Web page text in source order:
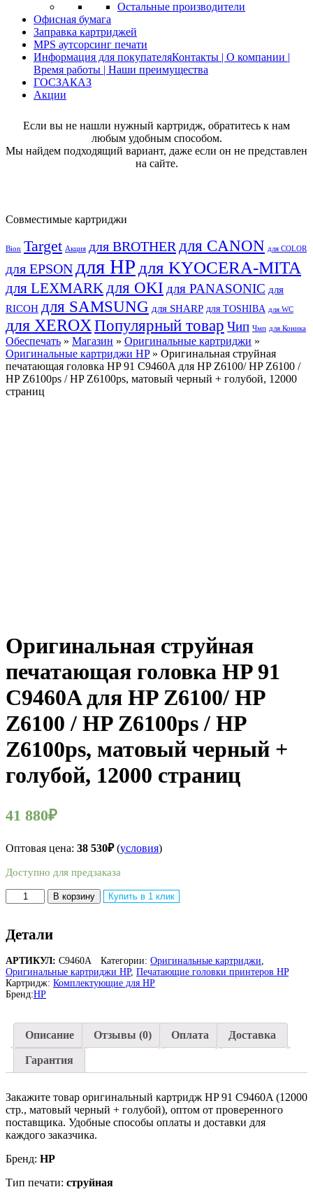
Остальные производители
Офисная бумага
Заправка картриджей
MPS аутсорсинг печати
Информация для покупателяКонтакты | О компании |
Время работы | Наши преимущества
ГОСЗАКАЗ
Акции
Если вы не нашли нужный картридж, обратитесь к нам
любым удобным способом.
Мы найдем подходящий вариант, даже если он не представлен
на сайте.
Совместимые картриджи
Bion Target Акция для BROTHER для CANON для COLOR
для EPSON для HP для KYOCERA-MITA
для LEXMARK для OKI для PANASONIC для
RICOH для SAMSUNG для SHARP для TOSHIBA для WC
для XEROX Популярный товар Чип Чмп для Коника
Обеспечать » Магазин » Оригинальные картриджи »
Оригинальные картриджи HP» Оригинальная струйная
печатающая головка HP 91 C9460A для HP Z6100/ HP Z6100 /
HP Z6100ps / HP Z6100ps, матовый черный + голубой, 12000
страниц
Оригинальная струйная
печатающая головка HP 91
C9460A для HP Z6100/ HP
Z6100 / HP Z6100ps / HP
Z6100ps, матовый черный +
голубой, 12000 страниц
41 880₽
Оптовая цена: 38 530₽(условия)
Доступно для предзаказа
Количество
товара
струйная
печатающая
головка
HP
91
C9460A
HP
Z6100/
HP
Z6100
/
Z6100ps
/
HP
Z6100ps,
черный
голубой,
В корзину Купить в 1 клик
Детали
АРТИКУЛ: C9460A Категории: Оригинальные картриджи,
Оригинальные картриджи HP, Печатающие головки принтеров HP
Картридж: Комплектующие для HP
Бренд:HP
Описание Отзывы (0) Оплата Доставка
Гарантия
Закажите товар оригинальный картридж HP 91 C9460A (12000
стр., матовый черный + голубой), оптом от проверенного
поставщика. Удобные способы оплаты и доставки для
каждого заказчика.
Бренд: HP
Тип печати: струйная